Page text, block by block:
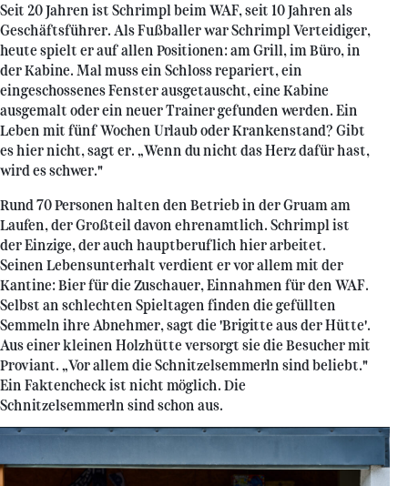
Seit 20 Jahren ist Schrimpl beim WAF, seit 10 Jahren als
Geschäftsführer. Als Fußballer war Schrimpl Verteidiger,
heute spielt er auf allen Positionen: am Grill, im Büro, in
der Kabine. Mal muss ein Schloss repariert, ein
eingeschossenes Fenster ausgetauscht, eine Kabine
ausgemalt oder ein neuer Trainer gefunden werden. Ein
Leben mit fünf Wochen Urlaub oder Krankenstand? Gibt
es hier nicht, sagt er. „Wenn du nicht das Herz dafür hast,
wird es schwer."
Rund 70 Personen halten den Betrieb in der Gruam am
Laufen, der Großteil davon ehrenamtlich. Schrimpl ist
der Einzige, der auch hauptberuflich hier arbeitet.
Seinen Lebensunterhalt verdient er vor allem mit der
Kantine: Bier für die Zuschauer, Einnahmen für den WAF.
Selbst an schlechten Spieltagen finden die gefüllten
Semmeln ihre Abnehmer, sagt die 'Brigitte aus der Hütte'.
Aus einer kleinen Holzhütte versorgt sie die Besucher mit
Proviant. „Vor allem die Schnitzelsemmerln sind beliebt."
Ein Faktencheck ist nicht möglich. Die
Schnitzelsemmerln sind schon aus.